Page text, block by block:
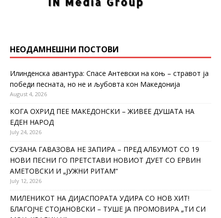
НЕОДАМНЕШНИ ПОСТОВИ
Илинденска авантура: Спасе Антевски на коњ – стравот ја
победи песната, но не и љубовта кон Македонија
August 4, 2026
КОГА ОХРИД ПЕЕ МАКЕДОНСКИ – ЖИВЕЕ ДУШАТА НА
ЕДЕН НАРОД
July 24, 2026
СУЗАНА ГАВАЗОВА НЕ ЗАПИРА – ПРЕД АЛБУМОТ СО 19
НОВИ ПЕСНИ ГО ПРЕТСТАВИ НОВИОТ ДУЕТ СО ЕРВИН
АМЕТОВСКИ И „ЈУЖНИ РИТАМ“
July 12, 2026
МИЛЕНИКОТ НА ДИЈАСПОРАТА УДИРА СО НОВ ХИТ!
БЛАГОЈЧЕ СТОЈАНОВСКИ – ТУШЕ ЈА ПРОМОВИРА „ТИ СИ